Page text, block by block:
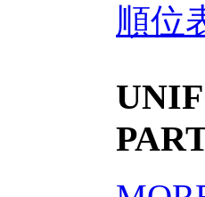
順位